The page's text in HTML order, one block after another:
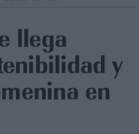
llega
y
en